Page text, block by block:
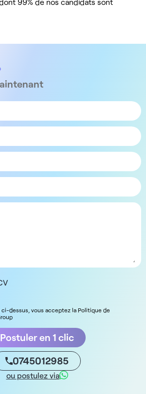
dessus, vous acceptez la Politique de
Postuler en 1 clic
0745012985
ou postulez via